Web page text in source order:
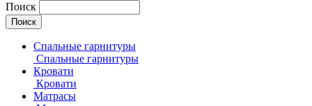
Поиск
Спальные гарнитуры
Спальные гарнитуры
Кровати
Кровати
Матрасы